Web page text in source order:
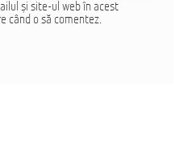
și site-ul web în acest
când o să comentez.